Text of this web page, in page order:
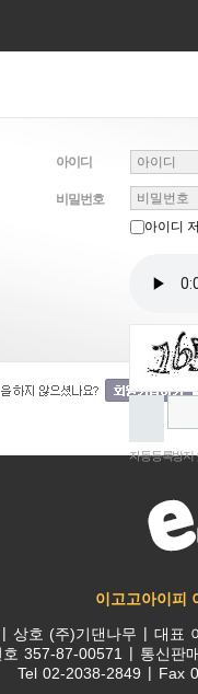
아이디
비밀번호
아이디
자동등록방지
이고고아이피
상호 (주)기댄나무 대표
357-87-00571
통신판
Tel 02-2038-2849 Fax